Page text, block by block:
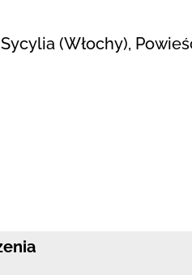
(Włochy),